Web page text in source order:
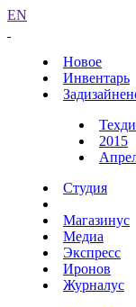
EN
Новое
Инвентарь
2015
Студия
Магазинус
Медиа
Экспресс
Иронов
Журналус